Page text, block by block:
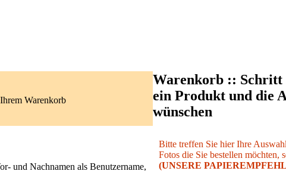
Warenkorb
und Nachnamen als Benutzername,
Warenkorb :: Schritt
ein Produkt und die
wünschen
Bitte treffen Sie hier Ihre
Fotos die Sie bestellen möchten,
(UNSERE